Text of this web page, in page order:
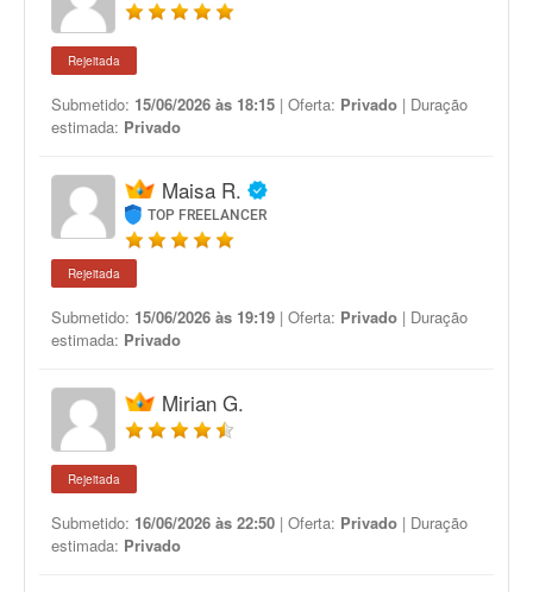
Rejeitada
Submetido: 15/06/2026 às 18:15 | Oferta: Privado | Duração
estimada: Privado
Maisa R.
TOP FREELANCER
Rejeitada
Submetido: 15/06/2026 às 19:19 | Oferta: Privado | Duração
estimada: Privado
Mirian G.
Rejeitada
Submetido: 16/06/2026 às 22:50 | Oferta: Privado | Duração
estimada: Privado